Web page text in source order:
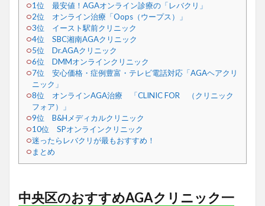
1位 最安値！AGAオンライン診療の「レバクリ」
2位 オンライン治療「Oops（ウープス）」
3位 イースト駅前クリニック
4位 SBC湘南AGAクリニック
5位 Dr.AGAクリニック
6位 DMMオンラインクリニック
7位 安心価格・症例豊富・テレビ電話対応「AGAヘアクリ
ニック」
8位 オンラインAGA治療 「CLINIC FOR （クリニック
フォア）」
9位 B&Hメディカルクリニック
10位 SPオンラインクリニック
迷ったらレバクリが最もおすすめ！
まとめ
中央区のおすすめAGAクリニック一